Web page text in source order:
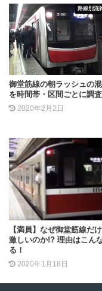
路線別混
御堂筋線の朝ラッシュの
を時間帯・区間ごとに調査
2020年2月2日
【満員】なぜ御堂筋線だ
激しいのか!? 理由はこん
る！
2020年1月18日